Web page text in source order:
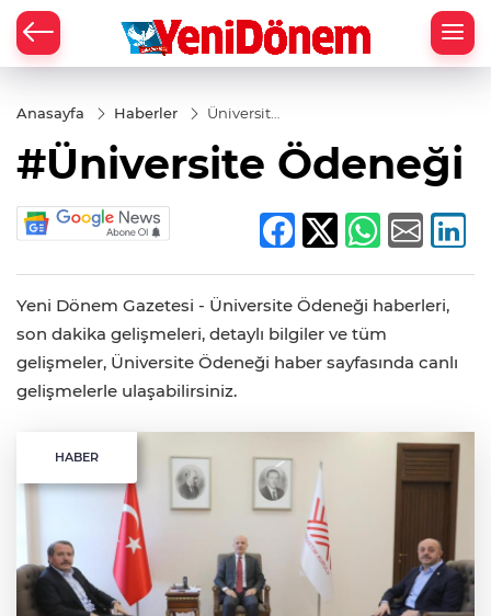
Anasayfa Haberler
Üniversite
#Üniversite Ödeneği
Yeni Dönem Gazetesi - Üniversite Ödeneği haberleri,
son dakika gelişmeleri, detaylı bilgiler ve tüm
gelişmeler, Üniversite Ödeneği haber sayfasında canlı
gelişmelerle ulaşabilirsiniz.
HABER